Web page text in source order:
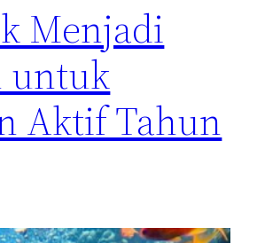
Menjadi
untuk
Aktif Tahun